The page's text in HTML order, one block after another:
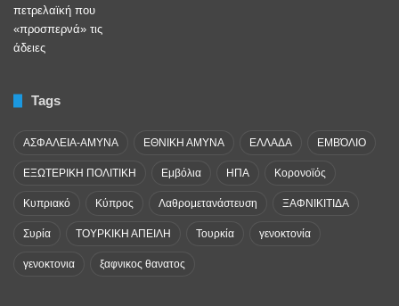
Tags
ΑΣΦΑΛΕΙΑ-ΑΜΥΝΑ ΕΘΝΙΚΗ ΑΜΥΝΑ ΕΛΛΑΔΑ ΕΜΒΌΛΙΟ
ΕΞΩΤΕΡΙΚΗ ΠΟΛΙΤΙΚΗ Εμβόλια ΗΠΑ Κορονοϊός
Κυπριακό Κύπρος Λαθρομετανάστευση ΞΑΦΝΙΚΙΤΙΔΑ
Συρία ΤΟΥΡΚΙΚΗ ΑΠΕΙΛΗ Τουρκία γενοκτονία
γενοκτονια ξαφνικος θανατος